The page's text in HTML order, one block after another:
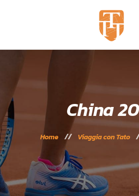
China
Home Viaggia con Tato